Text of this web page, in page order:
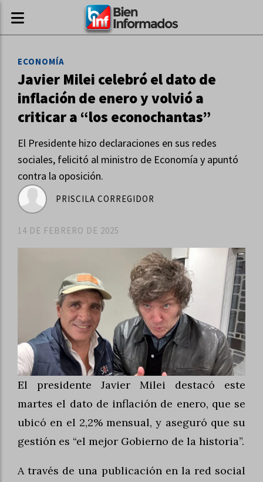
Javier Milei celebró el dato de
inflación de enero y volvió a
criticar a “los econochantas”
El Presidente hizo declaraciones en sus redes
sociales, felicitó al ministro de Economía y apuntó
contra la oposición.
ECONOMÍA
14 DE FEBRERO DE 2025
PRISCILA CORREGIDOR
El presidente Javier Milei destacó este
martes el dato de inflación de enero, que se
ubicó en el 2,2% mensual, y aseguró que su
gestión es “el mejor Gobierno de la historia”.
A través de una publicación en la red social